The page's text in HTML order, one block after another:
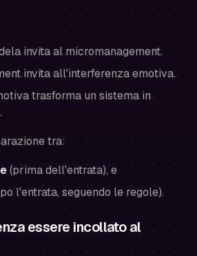
invita al micromanagement.
invita all'interferenza emotiva.
trasforma un sistema in
tra:
(prima dell'entrata), e
l'entrata, seguendo le regole).
essere incollato al